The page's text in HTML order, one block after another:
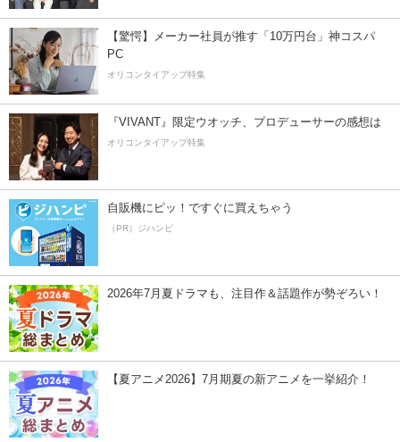
【驚愕】メーカー社員が推す「10万円台」神コスパ
PC
オリコンタイアップ特集
『VIVANT』限定ウオッチ、プロデューサーの感想は
オリコンタイアップ特集
自販機にピッ！ですぐに買えちゃう
（PR）ジハンピ
2026年7月夏ドラマも、注目作＆話題作が勢ぞろい！
【夏アニメ2026】7月期夏の新アニメを一挙紹介！